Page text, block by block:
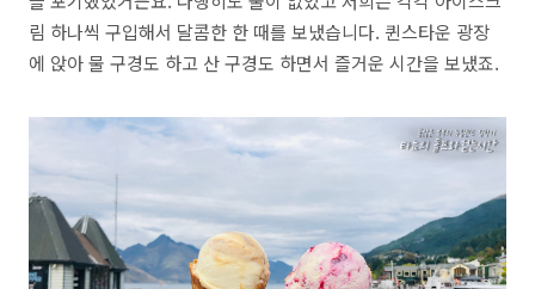
림 하나씩 구입해서 달콤한 한 때를 보냈습니다. 퀸스타운 광장
에 앉아 물 구경도 하고 산 구경도 하면서 즐거운 시간을 보냈죠.